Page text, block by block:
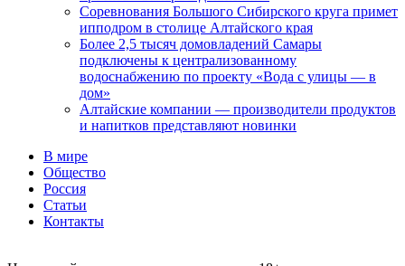
Соревнования Большого Сибирского круга примет
ипподром в столице Алтайского края
Более 2,5 тысяч домовладений Самары
подключены к централизованному
водоснабжению по проекту «Вода с улицы — в
дом»
Алтайские компании — производители продуктов
и напитков представляют новинки
В мире
Общество
Россия
Статьи
Контакты